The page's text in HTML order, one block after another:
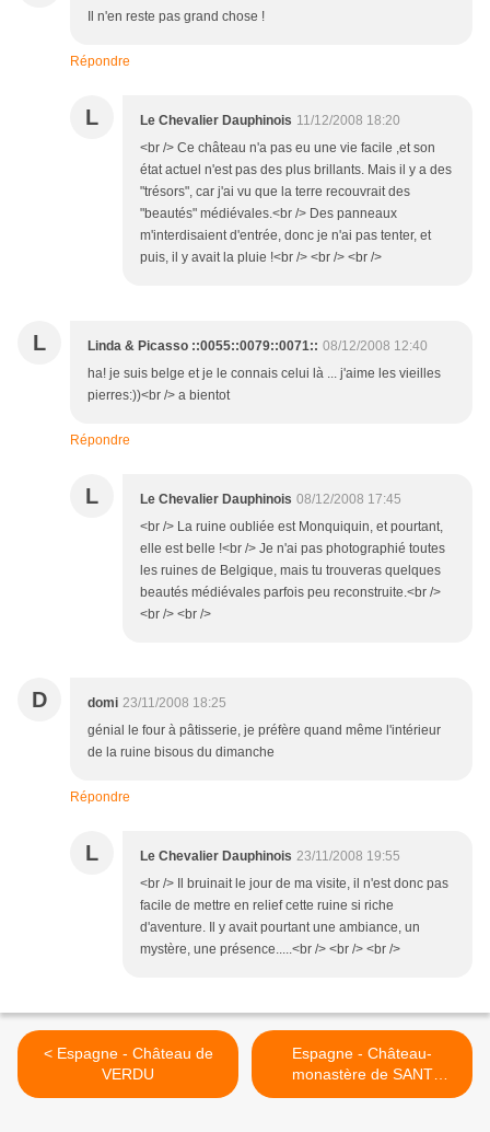
Il n'en reste pas grand chose !
Répondre
L Le Chevalier Dauphinois 11/12/2008 18:20
<br /> Ce château n'a pas eu une vie facile ,et son
état actuel n'est pas des plus brillants. Mais il y a des
"trésors", car j'ai vu que la terre recouvrait des
"beautés" médiévales.<br /> Des panneaux
m'interdisaient d'entrée, donc je n'ai pas tenter, et
puis, il y avait la pluie !<br /> <br /> <br />
L Linda & Picasso ::0055::0079::0071:: 08/12/2008 12:40
ha! je suis belge et je le connais celui là ... j'aime les vieilles
pierres:))<br /> a bientot
Répondre
L Le Chevalier Dauphinois 08/12/2008 17:45
<br /> La ruine oubliée est Monquiquin, et pourtant,
elle est belle !<br /> Je n'ai pas photographié toutes
les ruines de Belgique, mais tu trouveras quelques
beautés médiévales parfois peu reconstruite.<br />
<br /> <br />
D domi 23/11/2008 18:25
génial le four à pâtisserie, je préfère quand même l'intérieur
de la ruine bisous du dimanche
Répondre
L Le Chevalier Dauphinois 23/11/2008 19:55
<br /> Il bruinait le jour de ma visite, il n'est donc pas
facile de mettre en relief cette ruine si riche
d'aventure. Il y avait pourtant une ambiance, un
mystère, une présence.....<br /> <br /> <br />
< Espagne - Château de
VERDU
Espagne - Château-
monastère de SANT
MIQUEL d'ESCORNALBOU